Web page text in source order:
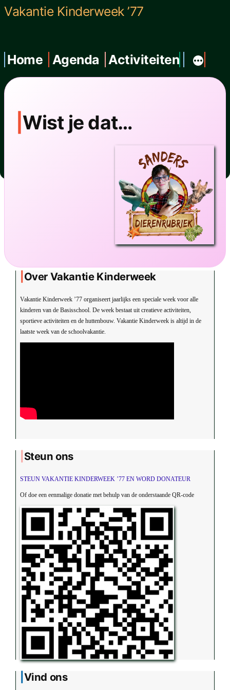
Ga
de
inhoud
Vakantie Kinderweek ’77
Home Agenda Activiteiten
Wist je dat…
Over Vakantie Kinderweek
Vakantie Kinderweek ’77 organiseert jaarlijks een speciale week voor alle
kinderen van de Basisschool. De week bestaat uit creatieve activiteiten,
sportieve activiteiten en de huttenbouw. Vakantie Kinderweek is altijd in de
laatste week van de schoolvakantie.
Steun ons
STEUN VAKANTIE KINDERWEEK ’77 EN WORD DONATEUR
Of doe een eenmalige donatie met behulp van de onderstaande QR-code
Vind ons